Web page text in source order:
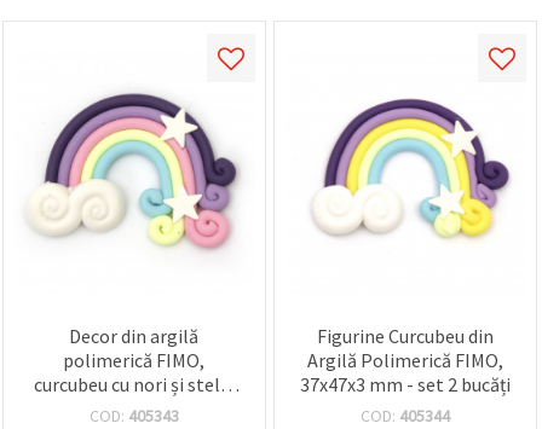
Decor din argilă
polimerică FIMO,
curcubeu cu nori și stele,
culori pastel, 37x47x3
COD: 405343
Figurine Curcubeu din
Argilă Polimerică FIMO,
37x47x3 mm - set 2 bucăți
COD: 405344